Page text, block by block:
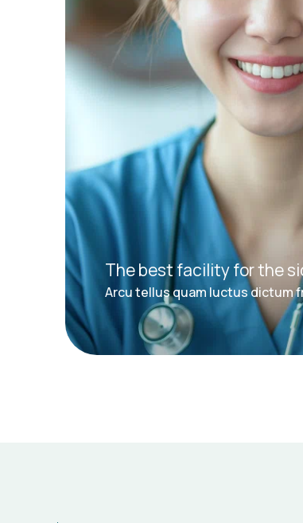
The best facility for the
Arcu tellus quam luctus dictum